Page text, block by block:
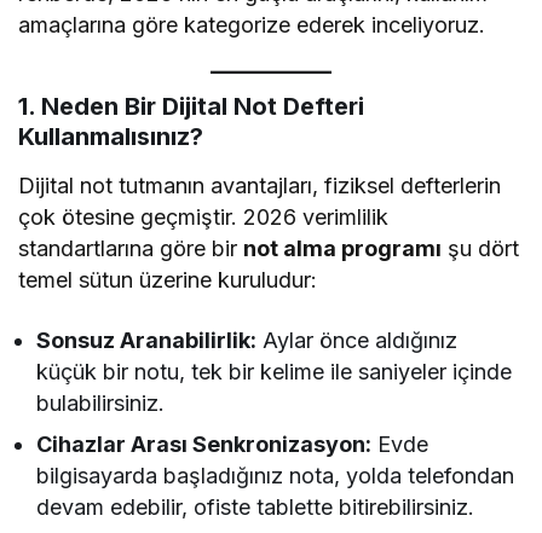
amaçlarına göre kategorize ederek inceliyoruz.
1. Neden Bir Dijital Not Defteri
Kullanmalısınız?
Dijital not tutmanın avantajları, fiziksel defterlerin
çok ötesine geçmiştir. 2026 verimlilik
standartlarına göre bir not alma programı şu dört
temel sütun üzerine kuruludur:
Sonsuz Aranabilirlik: Aylar önce aldığınız
küçük bir notu, tek bir kelime ile saniyeler içinde
bulabilirsiniz.
Cihazlar Arası Senkronizasyon: Evde
bilgisayarda başladığınız nota, yolda telefondan
devam edebilir, ofiste tablette bitirebilirsiniz.